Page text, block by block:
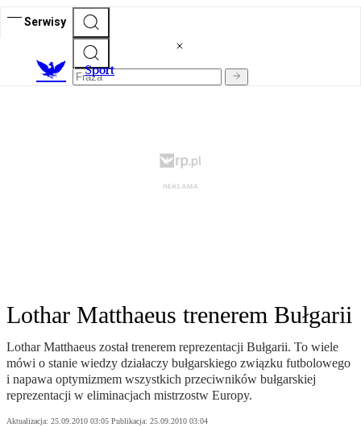
Serwisy
Sport
Lothar Matthaeus trenerem Bułgarii
Lothar Matthaeus został trenerem reprezentacji Bułgarii. To wiele
mówi o stanie wiedzy działaczy bułgarskiego związku futbolowego
i napawa optymizmem wszystkich przeciwników bułgarskiej
reprezentacji w eliminacjach mistrzostw Europy.
Aktualizacja: 25.09.2010 03:05 Publikacja: 25.09.2010 03:04